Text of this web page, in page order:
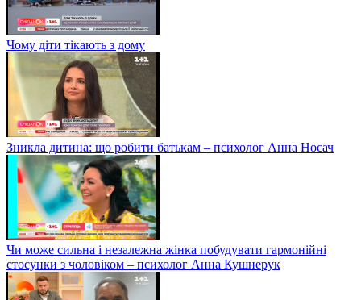
Чому діти тікають з дому
Зникла дитина: що робити батькам – психолог Анна Носач
Чи може сильна і незалежна жінка побудувати гармонійні
стосунки з чоловіком – психолог Анна Кушнерук